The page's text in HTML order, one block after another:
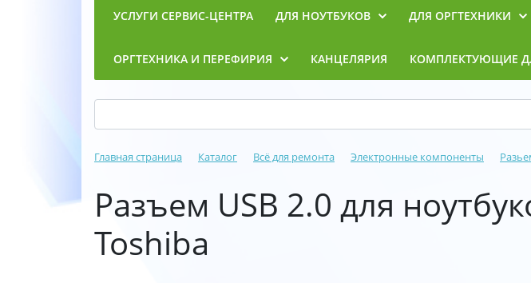
УСЛУГИ СЕРВИС-ЦЕНТРА ДЛЯ НОУТБУКОВ ДЛЯ ОРГТЕХНИКИ
ОРГТЕХНИКА И ПЕРЕФИРИЯ КАНЦЕЛЯРИЯ КОМПЛЕКТУЮЩИЕ
Главная страница Каталог Всё для ремонта Электронные компоненты
Разъем USB 2.0 для
Toshiba